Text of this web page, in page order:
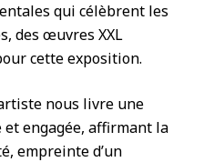
qui célèbrent les
des œuvres XXL
cette exposition.
nous livre une
engagée, affirmant la
empreinte d’un